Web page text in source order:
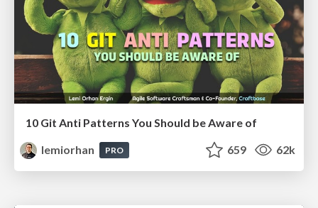
10 Git Anti Patterns You Should be Aware of
lemiorhan
PRO 659 62k